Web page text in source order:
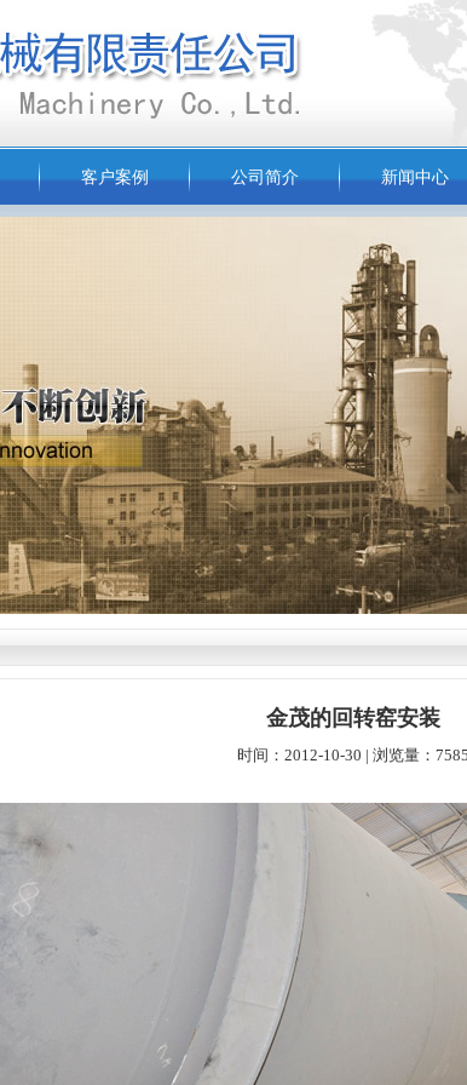
客户案例 公司简介 新闻中心
金茂的回转窑安装
时间：2012-10-30 | 浏览量：